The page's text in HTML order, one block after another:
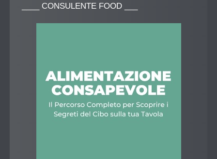
CONSULENTE FOOD ___